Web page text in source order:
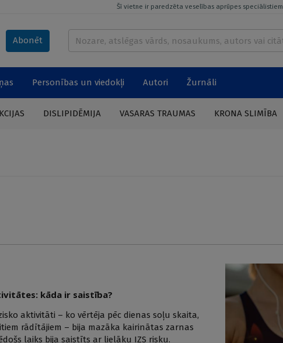
Šī vietne ir paredzēta veselības aprūpes speciālistiem
Abonēt
Personības un viedokļi Autori Žurnāli
DISLIPIDĒMIJA VASARAS TRAUMAS KRONA SLIMĪBA
kāda ir saistība?
aktivitāti – ko vērtēja pēc dienas soļu skaita,
rādītājiem – bija mazāka kairinātas zarnas
laiks bija saistīts ar lielāku IZS risku.